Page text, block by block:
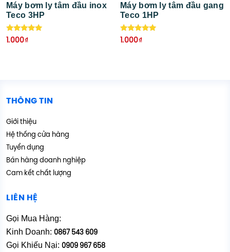
Máy bơm ly tâm đầu inox
Teco 3HP
Được xếp
hạng
1.000₫
Máy bơm ly tâm đầu gang
Teco 1HP
Được xếp
hạng
1.000₫
THÔNG TIN
Giới thiệu
Hệ thống cửa hàng
Tuyển dụng
Bán hàng doanh nghiệp
Cam kết chất lượng
LIÊN HỆ
Gọi Mua Hàng:
Kinh Doanh: 0867 543 609
Gọi Khiếu Nại: 0909 967 658